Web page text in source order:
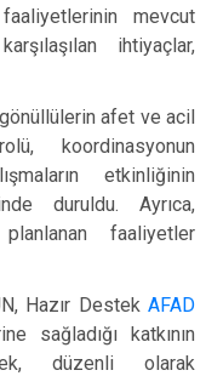
mevcut
ihtiyaçlar,
afet ve acil
koordinasyonun
etkinliğinin
duruldu. Ayrıca,
faaliyetler
Hazır Destek AFAD
sağladığı katkının
düzenli olarak